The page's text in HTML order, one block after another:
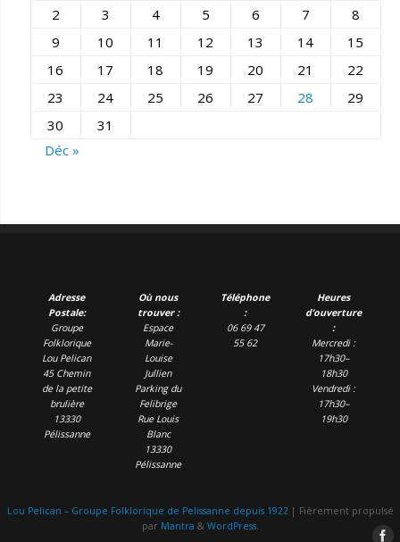
2
3 4 5 6 7
8
9
10 11 12 13 14
15
16
17 18 19 20 21
22
23
24 25 26 27 28
29
30
31
Déc »
Adresse
Postale:
Groupe
Folklorique
Lou Pelican
45 Chemin
de la petite
brulière
13330
Pélissanne
Où nous
trouver :
Espace
Marie-
Louise
Jullien
Parking du
Felibrige
Rue Louis
Blanc
13330
Pélissanne
Téléphone
:
06 69 47
55 62
Heures
d’ouverture
:
Mercredi :
17h30–
18h30
Vendredi :
17h30–
19h30
Lou Pelican – Groupe Folklorique de Pelissanne depuis 1922 | Fièrement propulsé
par Mantra & WordPress.